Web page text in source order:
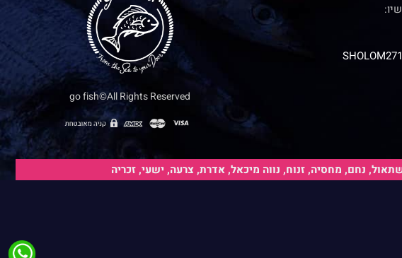
נחם, מחסיה, זנוח, נווה מיכאל, אדרת, צרעה, ישעי, זכריה